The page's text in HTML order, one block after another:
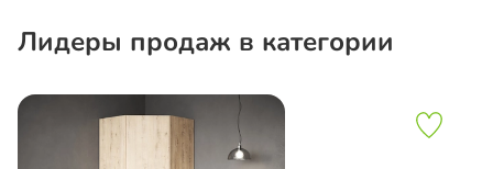
Лидеры продаж в категории